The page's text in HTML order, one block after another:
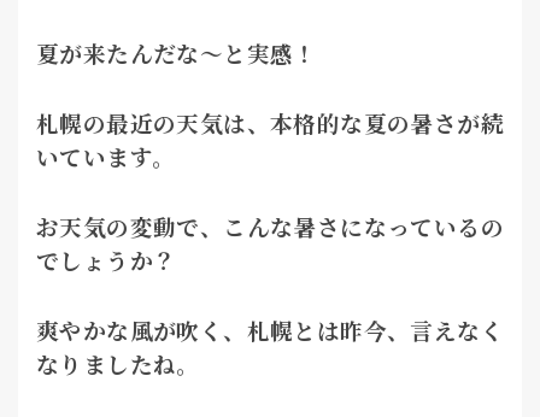
夏が来たんだな～と実感！
札幌の最近の天気は、本格的な夏の暑さが続
いています。
お天気の変動で、こんな暑さになっているの
でしょうか？
爽やかな風が吹く、札幌とは昨今、言えなく
なりましたね。